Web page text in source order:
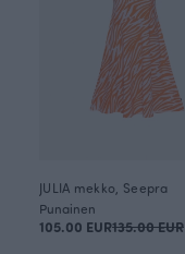
JULIA mekko, Seepra
Punainen
105.00 EUR135.00 EUR